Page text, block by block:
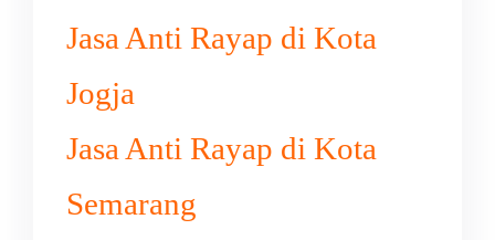
Jasa Anti Rayap di Kota
Jogja
Jasa Anti Rayap di Kota
Semarang